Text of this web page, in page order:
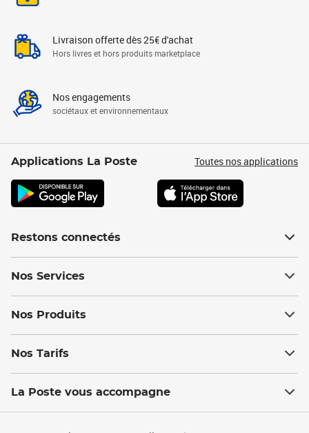
Livraison offerte dès 25€ d'achat
Hors livres et hors produits marketplace
Nos engagements
sociétaux et environnementaux
Applications La Poste Toutes nos applications
Restons connectés
Nos Services
Nos Produits
Nos Tarifs
La Poste vous accompagne